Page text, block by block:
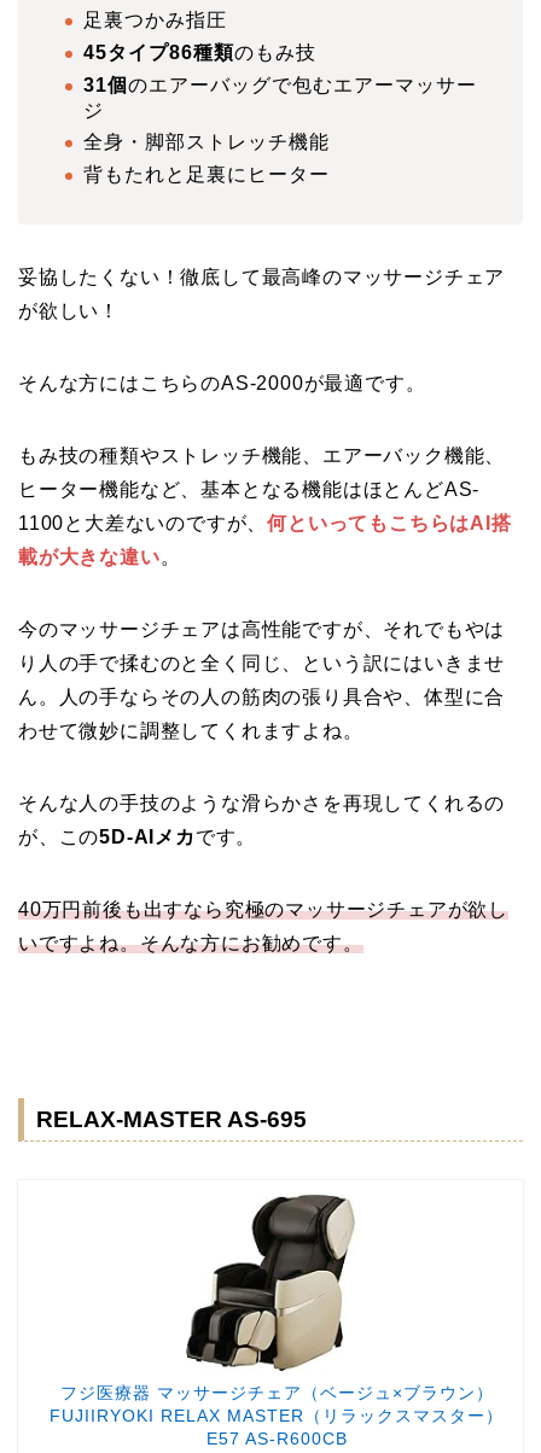
足裏つかみ指圧
45タイプ86種類のもみ技
31個のエアーバッグで包むエアーマッサー
ジ
全身・脚部ストレッチ機能
背もたれと足裏にヒーター
妥協したくない！徹底して最高峰のマッサージチェア
が欲しい！
そんな方にはこちらのAS-2000が最適です。
もみ技の種類やストレッチ機能、エアーバック機能、
ヒーター機能など、基本となる機能はほとんどAS-
1100と大差ないのですが、何といってもこちらはAI搭
載が大きな違い。
今のマッサージチェアは高性能ですが、それでもやは
り人の手で揉むのと全く同じ、という訳にはいきませ
ん。人の手ならその人の筋肉の張り具合や、体型に合
わせて微妙に調整してくれますよね。
そんな人の手技のような滑らかさを再現してくれるの
が、この5D-AIメカです。
40万円前後も出すなら究極のマッサージチェアが欲し
いですよね。そんな方にお勧めです。
RELAX-MASTER AS-695
フジ医療器 マッサージチェア（ベージュ×ブラウン）
FUJIIRYOKI RELAX MASTER（リラックスマスター）
E57 AS-R600CB